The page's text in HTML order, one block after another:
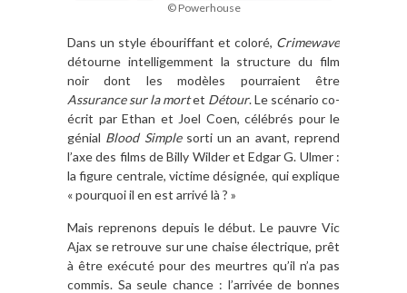
© Powerhouse
Dans un style ébouriffant et coloré, Crimewave
détourne intelligemment la structure du film
noir dont les modèles pourraient être
Assurance sur la mortet Détour. Le scénario co-
écrit par Ethan et Joel Coen, célébrés pour le
génial Blood Simple sorti un an avant, reprend
l’axe des films de Billy Wilder et Edgar G. Ulmer :
la figure centrale, victime désignée, qui explique
« pourquoi il en est arrivé là ? »
Mais reprenons depuis le début. Le pauvre Vic
Ajax se retrouve sur une chaise électrique, prêt
à être exécuté pour des meurtres qu’il n’a pas
commis. Sa seule chance : l’arrivée de bonnes